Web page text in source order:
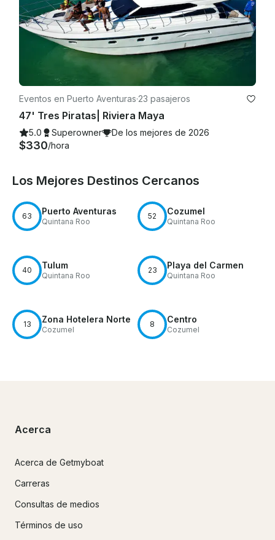
Eventos en Puerto Aventuras·23 pasajeros
47' Tres Piratas| Riviera Maya
5.0 Superowner De los mejores de 2026
$330/hora
Los Mejores Destinos Cercanos
63 Puerto Aventuras
Quintana Roo
52 Cozumel
Quintana Roo
40 Tulum
Quintana Roo
23 Playa del Carmen
Quintana Roo
13 Zona Hotelera Norte
Cozumel
8 Centro
Cozumel
Acerca
Acerca de Getmyboat
Carreras
Consultas de medios
Términos de uso